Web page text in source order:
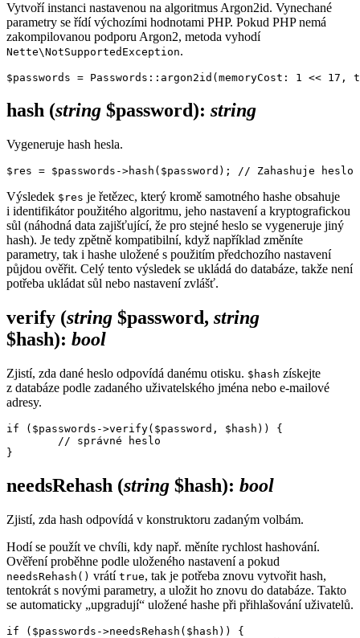
Vytvoří instanci nastavenou na algoritmus Argon2id. Vynechané
parametry se řídí výchozími hodnotami PHP. Pokud PHP nemá
zakompilovanou podporu Argon2, metoda vyhodí
Nette\NotSupportedException.
hash (string $password): string
Vygeneruje hash hesla.
Výsledek $res je řetězec, který kromě samotného hashe obsahuje
i identifikátor použitého algoritmu, jeho nastavení a kryptografickou
sůl (náhodná data zajišťující, že pro stejné heslo se vygeneruje jiný
hash). Je tedy zpětně kompatibilní, když například změníte
parametry, tak i hashe uložené s použitím předchozího nastavení
půjdou ověřit. Celý tento výsledek se ukládá do databáze, takže není
potřeba ukládat sůl nebo nastavení zvlášť.
verify (string $password, string
$hash): bool
Zjistí, zda dané heslo odpovídá danému otisku. $hash získejte
z databáze podle zadaného uživatelského jména nebo e-mailové
adresy.
if ($passwords->verify($password, $hash)) {
needsRehash (string $hash): bool
Zjistí, zda hash odpovídá v konstruktoru zadaným volbám.
Hodí se použít ve chvíli, kdy např. měníte rychlost hashování.
Ověření proběhne podle uloženého nastavení a pokud
needsRehash() vrátí true, tak je potřeba znovu vytvořit hash,
tentokrát s novými parametry, a uložit ho znovu do databáze. Takto
se automaticky „upgradují“ uložené hashe při přihlašování uživatelů.
if ($passwords->needsRehash($hash)) {